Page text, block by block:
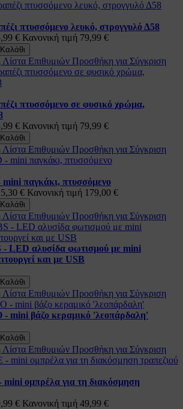
πτυσσόμενο λευκό, στρογγυλό Δ58
€ Κανονική τιμή 79,99 €
Επιθυμιών Προσθήκη για Σύγκριση
πτυσσόμενο σε φυσικό χρώμα,
€ Κανονική τιμή 79,99 €
Επιθυμιών Προσθήκη για Σύγκριση
παγκάκι, πτυσσόμενο
€ Κανονική τιμή 179,00 €
Επιθυμιών Προσθήκη για Σύγκριση
LED αλυσίδα φωτισμού με mini
και με USB
Επιθυμιών Προσθήκη για Σύγκριση
mini βάζο κεραμικό 'λεοπάρδαλη'
Επιθυμιών Προσθήκη για Σύγκριση
ομπρέλα για τη διακόσμηση
€ Κανονική τιμή 49,99 €